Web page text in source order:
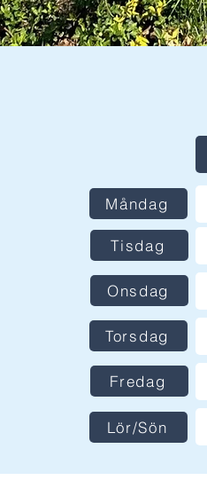
Måndag
Tisdag
Onsdag
Torsdag
Fredag
Lör/Sön